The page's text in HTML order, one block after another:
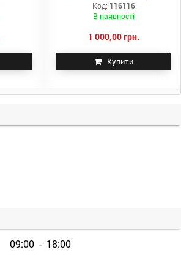
Код: 116116
В наявності
1 000,00 грн.
Купити
09:00 - 18:00